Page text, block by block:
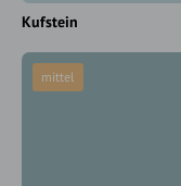
Kufstein
mittel